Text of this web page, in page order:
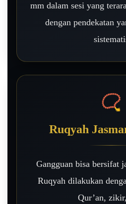
mm dalam sesi yang
dengan pendekatan
📿
Ruqyah
Gangguan bisa bersifat
Ruqyah dilakukan
Qur’an,